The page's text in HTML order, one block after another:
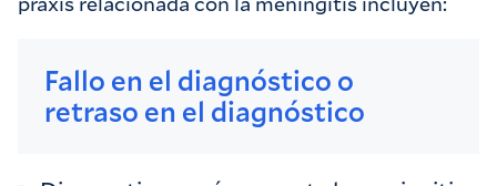
Fallo en el diagnóstico o
retraso en el diagnóstico